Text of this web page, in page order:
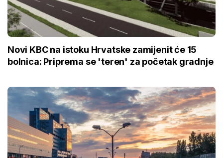
Novi KBC na istoku Hrvatske zamijenit će 15
bolnica: Priprema se 'teren' za početak gradnje